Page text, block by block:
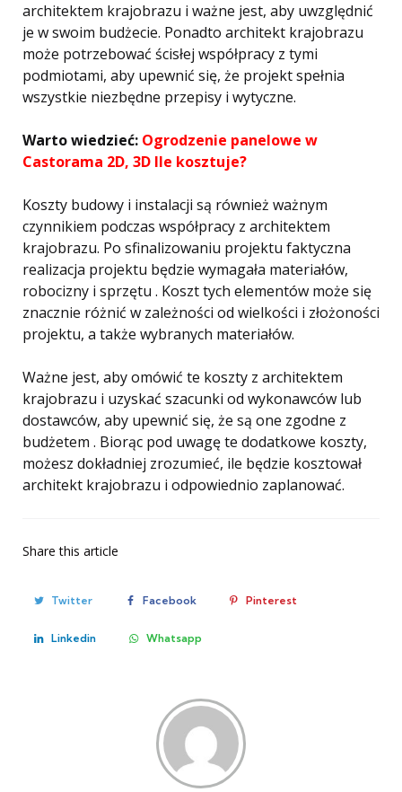
architektem krajobrazu i ważne jest, aby uwzględnić
je w swoim budżecie. Ponadto architekt krajobrazu
może potrzebować ścisłej współpracy z tymi
podmiotami, aby upewnić się, że projekt spełnia
wszystkie niezbędne przepisy i wytyczne.
Warto wiedzieć: Ogrodzenie panelowe w
Castorama 2D, 3D Ile kosztuje?
Koszty budowy i instalacji są również ważnym
czynnikiem podczas współpracy z architektem
krajobrazu. Po sfinalizowaniu projektu faktyczna
realizacja projektu będzie wymagała materiałów,
robocizny i sprzętu . Koszt tych elementów może się
znacznie różnić w zależności od wielkości i złożoności
projektu, a także wybranych materiałów.
Ważne jest, aby omówić te koszty z architektem
krajobrazu i uzyskać szacunki od wykonawców lub
dostawców, aby upewnić się, że są one zgodne z
budżetem . Biorąc pod uwagę te dodatkowe koszty,
możesz dokładniej zrozumieć, ile będzie kosztował
architekt krajobrazu i odpowiednio zaplanować.
Share this article
Twitter Facebook Pinterest
Linkedin Whatsapp